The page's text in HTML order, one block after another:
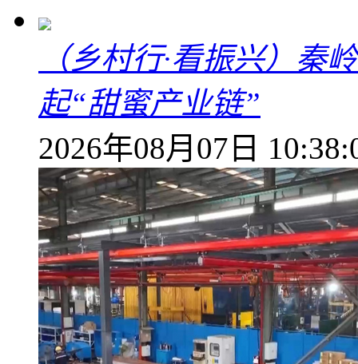
（乡村行·看振兴）秦
起“甜蜜产业链”
2026年08月07日